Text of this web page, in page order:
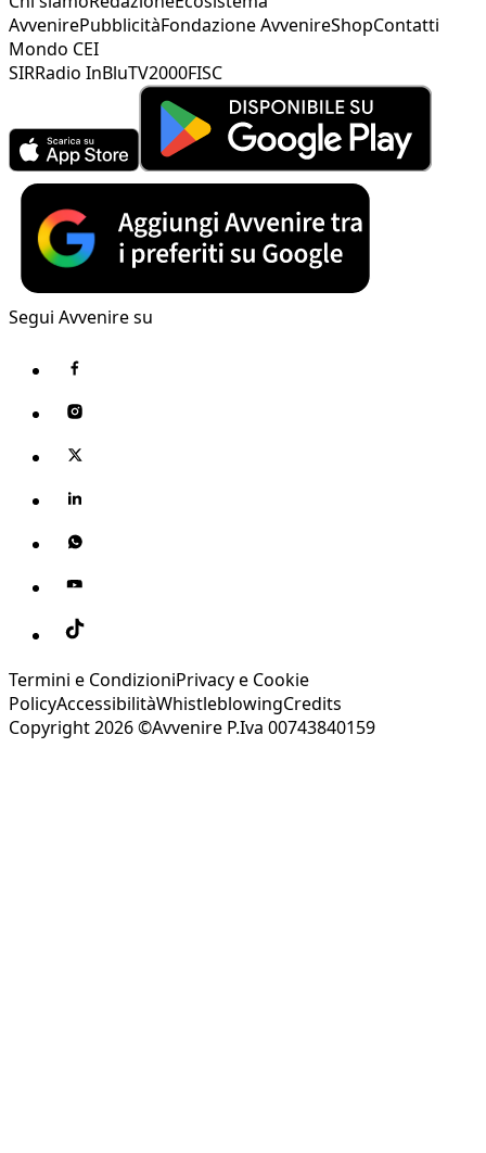
AvvenirePubblicitàFondazione AvvenireShopContatti
Mondo CEI
SIRRadio InBluTV2000FISC
Segui Avvenire su
Termini e CondizioniPrivacy e Cookie
PolicyAccessibilitàWhistleblowingCredits
Copyright 2026 ©Avvenire P.Iva 00743840159